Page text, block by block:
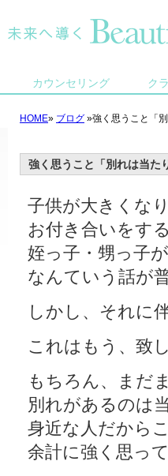
カウンセリング ク
HOME» ブログ »強く思うこと「
強く思うこと「別れは当た
子供が大きくなり
お付き合いをす
姪っ子・甥っ子
なんていう話が
しかし、それに
これはもう、致
もちろん、まだ
別れがあるのは
身近な人だからこ
余計に強く思っ